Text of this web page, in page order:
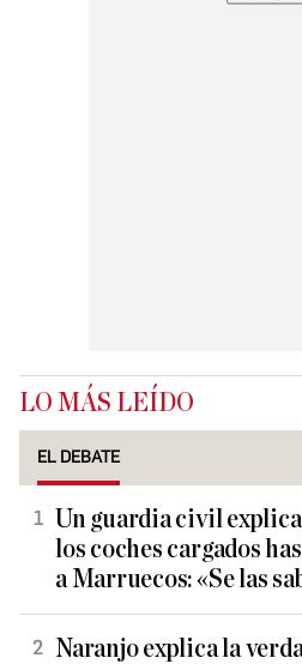
LO MÁS LEÍDO
EL DEBATE
Un guardia civil
los coches cargados
a Marruecos: «Se las
Naranjo explica la